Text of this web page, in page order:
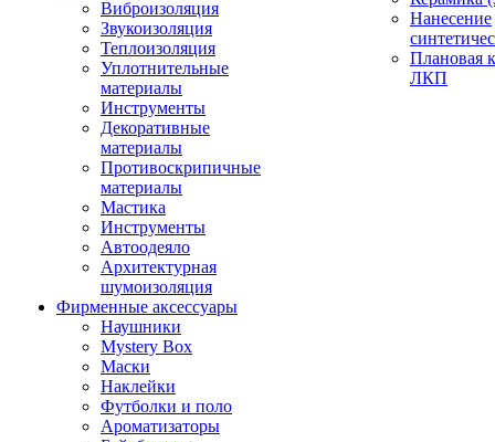
Виброизоляция
Звукоизоляция
Теплоизоляция
Уплотнительные
материалы
Инструменты
Декоративные
материалы
Противоскрипичные
материалы
Мастика
Инструменты
Автоодеяло
Архитектурная
шумоизоляция
Фирменные аксессуары
Наушники
Mystery Box
Маски
Наклейки
Футболки и поло
Ароматизаторы
Нанесение
Плановая
ЛКП